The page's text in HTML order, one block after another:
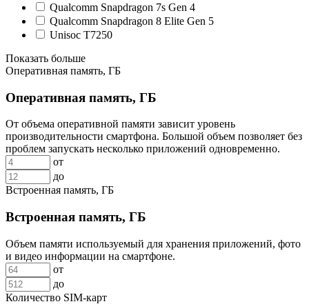
Qualcomm Snapdragon 7s Gen 4
Qualcomm Snapdragon 8 Elite Gen 5
Unisoc T7250
Показать больше
Оперативная память, ГБ
Оперативная память, ГБ
От объема оперативной памяти зависит уровень
производительности смартфона. Большой объем позволяет без
проблем запускать несколько приложений одновременно.
от
до
Встроенная память, ГБ
Встроенная память, ГБ
Объем памяти используемый для хранения приложений, фото
и видео информации на смартфоне.
от
до
Количество SIM-карт